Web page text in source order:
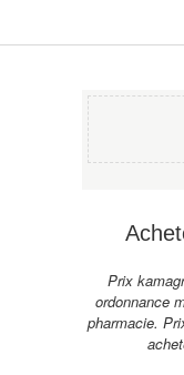
Prix
ordonnance
pharmacie.